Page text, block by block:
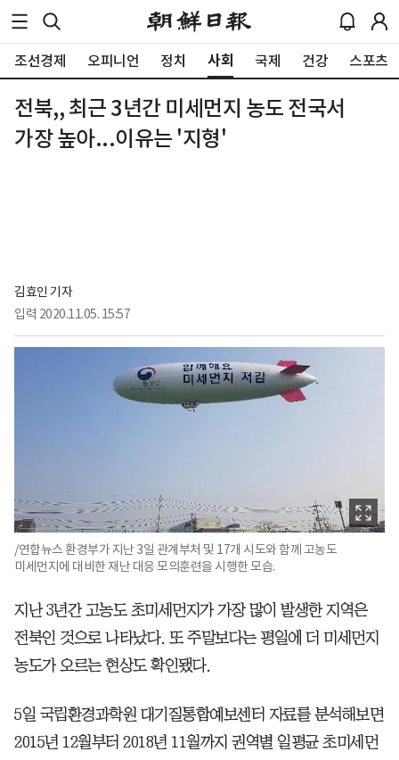
조선경제 오피니언 정치 사회 국제 건강 스포츠
전북,, 최근 3년간 미세먼지 농도 전국서
가장 높아...이유는 '지형'
김효인 기자
입력 2020.11.05. 15:57
/연합뉴스 환경부가 지난 3일 관계부처 및 17개 시도와 함께 고농도
미세먼지에 대비한 재난 대응 모의훈련을 시행한 모습.
지난 3년간 고농도 초미세먼지가 가장 많이 발생한 지역은
전북인 것으로 나타났다. 또 주말보다는 평일에 더 미세먼지
농도가 오르는 현상도 확인됐다.
5일 국립환경과학원 대기질통합예보센터 자료를 분석해보면
2015년 12월부터 2018년 11월까지 권역별 일평균 초미세먼